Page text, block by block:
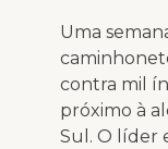
Uma
contra mil
próximo à
Sul. O líder